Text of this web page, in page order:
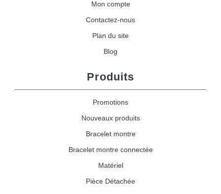
Mon compte
Contactez-nous
Plan du site
Blog
Produits
Promotions
Nouveaux produits
Bracelet montre
Bracelet montre connectée
Matériel
Pièce Détachée